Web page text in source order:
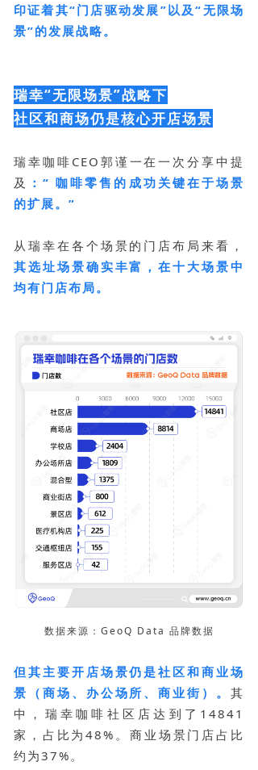
印证着其“门店驱动发展”以及“无限场
景”的发展战略。
瑞幸“无限场景”战略下
社区和商场仍是核心开店场景
瑞幸咖啡CEO郭谨一在一次分享中提
及 ：“‌ 咖啡零售的成功关键在于场景
的扩展。”
从瑞幸在各个场景的门店布局来看，
其选址场景确实丰富，在十大场景中
均有门店布局。
数据来源：GeoQ Data 品牌数据
但其主要开店场景仍是社区和商业场
景（商场、办公场所、商业街）。 其
中，瑞幸咖啡社区店达到了14841
家，占比为48%。商业场景门店占比
约为37%。